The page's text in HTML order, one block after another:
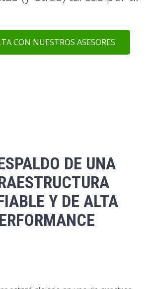
CON NUESTROS ASESORES
DE UNA
Y DE ALTA